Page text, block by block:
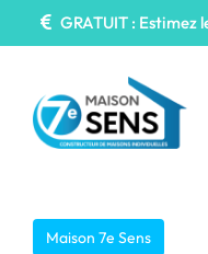
Passer
au
GRATUIT : Estimez
Maison 7e Sens